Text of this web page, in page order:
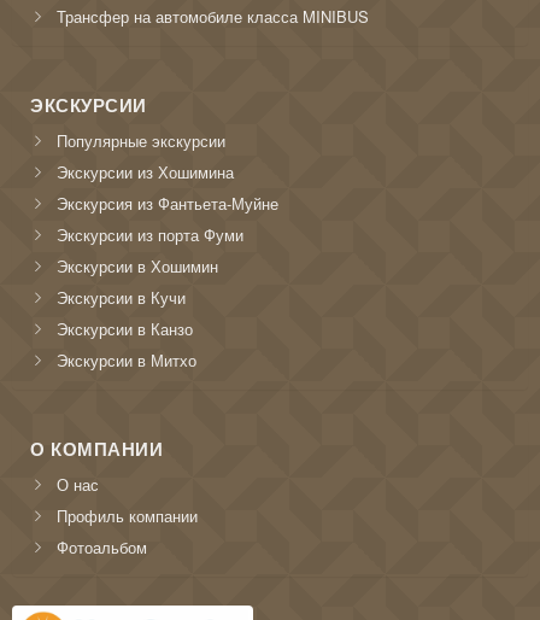
Трансфер на автомобиле класса MINIBUS
ЭКСКУРСИИ
Популярные экскурсии
Экскурсии из Хошимина
Экскурсия из Фантьета-Муйне
Экскурсии из порта Фуми
Экскурсии в Хошимин
Экскурсии в Кучи
Экскурсии в Канзо
Экскурсии в Митхо
О КОМПАНИИ
О нас
Профиль компании
Фотоальбом